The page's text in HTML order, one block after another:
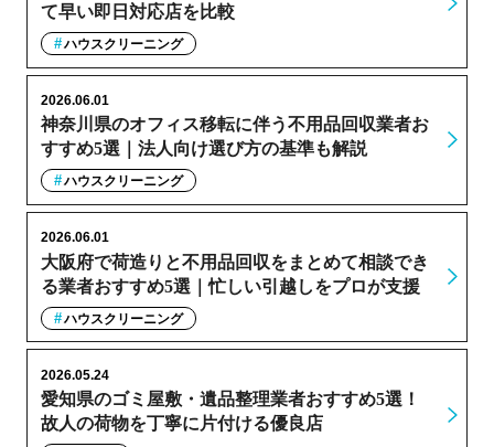
て早い即日対応店を比較
ハウスクリーニング
神奈川県のオフィス移転に伴う不用品回収業者お
すすめ5選｜法人向け選び方の基準も解説
2026.06.01
ハウスクリーニング
大阪府で荷造りと不用品回収をまとめて相談でき
る業者おすすめ5選｜忙しい引越しをプロが支援
2026.06.01
ハウスクリーニング
愛知県のゴミ屋敷・遺品整理業者おすすめ5選！
故人の荷物を丁寧に片付ける優良店
2026.05.24